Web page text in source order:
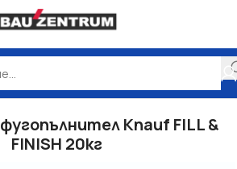
Knauf FILL &
FINISH 20кг